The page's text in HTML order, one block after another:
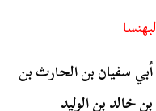
أبي سفيان بن الحارث بن
خالد بن الوليد